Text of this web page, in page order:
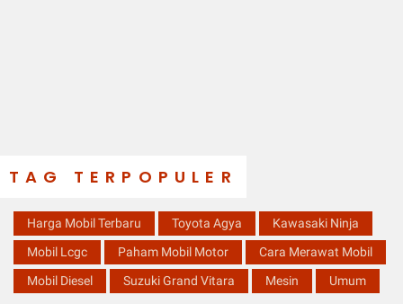
TAG TERPOPULER
Harga Mobil Terbaru Toyota Agya
Kawasaki Ninja
Mobil Lcgc
Paham Mobil Motor
Cara Merawat Mobil
Mobil Diesel
Suzuki Grand Vitara Mesin Umum